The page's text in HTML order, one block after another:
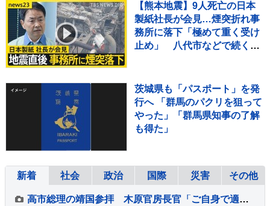
【熊本地震】9人死亡の日本
製紙社長が会見…煙突折れ事
務所に落下「極めて重く受け
止め」 八代市などで続く断
茨城県も「パスポート」を発
行へ 「群馬のパクリを狙って
やった」「群馬県知事の了解
も得た」
新着 社会 政治 国際 災害 その他
高市総理の靖国参拝 木原官房長官「ご自身で適切に判断」